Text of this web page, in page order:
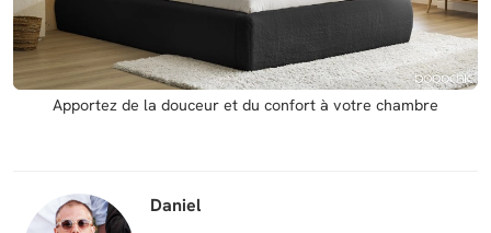
Apportez de la douceur et du confort à votre chambre
Daniel